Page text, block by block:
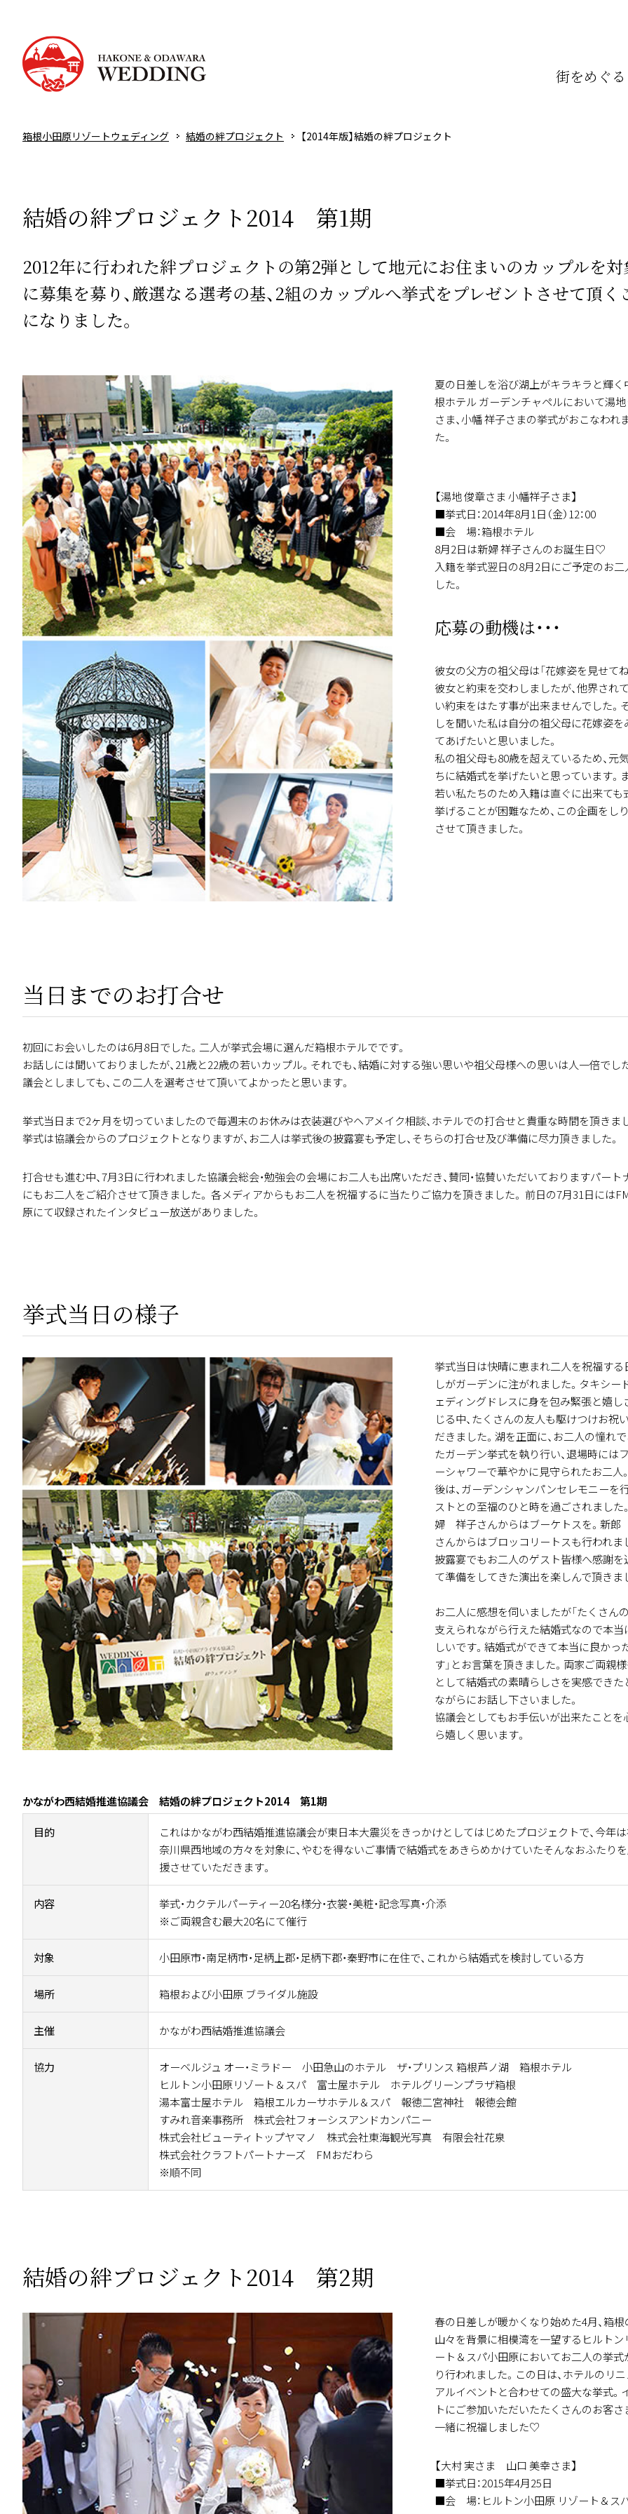
街をめぐる
箱根小田原リゾートウェディング 結婚の絆プロジェクト 【2014年版】結婚の絆プロジェクト
結婚の絆プロジェクト2014 第1期
2012年に行われた絆プロジェクトの第2弾として地元にお住まいのカップルを対
に募集を募り、厳選なる選考の基、2組のカップルへ挙式をプレゼントさせて頂く
になりました。
夏の日差しを浴び湖上がキラキラと輝く
根ホテル ガーデンチャペルにおいて湯
さま、小幡 祥子さまの挙式がおこなわれ
た。
【湯地 俊章さま 小幡祥子さま】
■挙式日：2014年8月1日（金）12：00
■会 場：箱根ホテル
8月2日は新婦 祥子さんのお誕生日♡
入籍を挙式翌日の8月2日にご予定のお二
した。
応募の動機は・・・
彼女の父方の祖父母は「花嫁姿を見せてね
彼女と約束を交わしましたが、他界され
い約束をはたす事が出来ませんでした。
しを聞いた私は自分の祖父母に花嫁姿を
てあげたいと思いました。
私の祖父母も80歳を超えているため、元
ちに結婚式を挙げたいと思っています。ま
若い私たちのため入籍は直ぐに出来ても
挙げることが困難なため、この企画をし
させて頂きました。
当日までのお打合せ
初回にお会いしたのは6月8日でした。二人が挙式会場に選んだ箱根ホテルでです。
お話しには聞いておりましたが、21歳と22歳の若いカップル。それでも、結婚に対する強い思いや祖父母様への思いは人一倍でし
議会としましても、この二人を選考させて頂いてよかったと思います。
挙式当日まで2ヶ月を切っていましたので毎週末のお休みは衣装選びやヘアメイク相談、ホテルでの打合せと貴重な時間を頂きまし
挙式は協議会からのプロジェクトとなりますが、お二人は挙式後の披露宴も予定し、そちらの打合せ及び準備に尽力頂きました。
打合せも進む中、7月3日に行われました協議会総会・勉強会の会場にお二人も出席いただき、賛同・協賛いただいておりますパート
にもお二人をご紹介させて頂きました。 各メディアからもお二人を祝福するに当たりご協力を頂きました。 前日の7月31日には
原にて収録されたインタビュー放送がありました。
挙式当日の様子
挙式当日は快晴に恵まれ二人を祝福する
しがガーデンに注がれました。タキシー
ェディングドレスに身を包み緊張と嬉し
じる中、たくさんの友人も駆けつけお祝
だきました。湖を正面に、お二人の憧れ
たガーデン挙式を執り行い、退場時には
ーシャワーで華やかに見守られたお二人
後は、ガーデンシャンパンセレモニーを
ストとの至福のひと時を過ごされました
婦 祥子さんからはブーケトスを。新
さんからはブロッコリートスも行われま
披露宴でもお二人のゲスト皆様へ感謝を
て準備をしてきた演出を楽しんで頂きま
お二人に感想を伺いましたが「たくさん
支えられながら行えた結婚式なので本当
しいです。結婚式ができて本当に良かっ
す」とお言葉を頂きました。両家ご両親
として結婚式の素晴らしさを実感できた
ながらにお話し下さいました。
協議会としてもお手伝いが出来たことを
ら嬉しく思います。
かながわ西結婚推進協議会 結婚の絆プロジェクト2014 第1期
目的
これはかながわ西結婚推進協議会が東日本大震災をきっかけとしてはじめたプロジェクトで、今年
奈川県西地域の方々を対象に、やむを得ないご事情で結婚式をあきらめかけていたそんなおふたり
援させていただきます。
内容
挙式・カクテルパーティー20名様分・衣裳・美粧・記念写真・介添
※ご両親含む最大20名にて催行
対象 小田原市・南足柄市・足柄上郡・足柄下郡・秦野市に在住で、これから結婚式を検討している方
場所 箱根および小田原 ブライダル施設
主催 かながわ西結婚推進協議会
協力
オーベルジュ オー・ミラドー 小田急山のホテル ザ・プリンス 箱根芦ノ湖 箱根ホテル
ヒルトン小田原リゾート＆スパ 富士屋ホテル ホテルグリーンプラザ箱根
湯本富士屋ホテル 箱根エルカーサホテル＆スパ 報徳二宮神社 報徳会館
すみれ音楽事務所 株式会社フォーシスアンドカンパニー
株式会社ビューティトップヤマノ 株式会社東海観光写真 有限会社花泉
株式会社クラフトパートナーズ FMおだわら
※順不同
結婚の絆プロジェクト2014 第2期
春の日差しが暖かくなり始めた4月、箱根
山々を背景に相模湾を一望するヒルトン
ート＆スパ小田原においてお二人の挙式
り行われました。この日は、ホテルのリ
アルイベントと合わせての盛大な挙式。
トにご参加いただいたたくさんのお客さ
一緒に祝福しました♡
【大村 実さま 山口 美幸さま】
■挙式日：2015年4月25日
■会 場：ヒルトン小田原 リゾート＆ス